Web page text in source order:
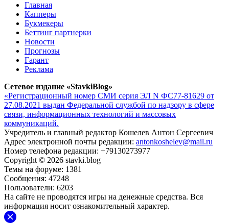
Главная
Капперы
Букмекеры
Беттинг партнерки
Новости
Прогнозы
Гарант
Реклама
Сетевое издание «StavkiBlog»
«Регистрационный номер СМИ серия ЭЛ N ФС77-81629 от
27.08.2021 выдан Федеральной службой по надзору в сфере
связи, информационных технологий и массовых
коммуникаций.
Учредитель и главный редактор Кошелев Антон Сергеевич
Адрес электронной почты редакции: antonkoshelev@mail.ru
Номер телефона редакции: +79130273977
Copyright © 2026 stavki.blog
Темы на форуме: 1381
Сообщения: 47248
Пользователи: 6203
На сайте не проводятся игры на денежные средства. Вся
информация носит ознакомительный характер.